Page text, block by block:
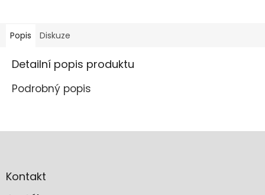
Popis Diskuze
Detailní popis produktu
Podrobný popis
aKontakt